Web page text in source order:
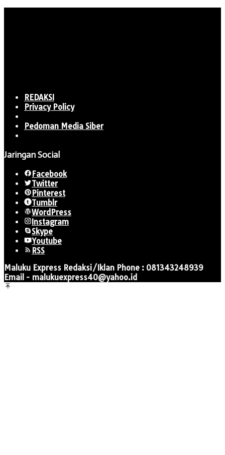
REDAKSI
Privacy Policy
Pedoman Media Siber
Jaringan Social
Facebook
Twitter
Pinterest
Tumblr
WordPress
Instagram
Skype
Youtube
RSS
Maluku Express Redaksi/Iklan Phone : 081343248939
Email - malukuexpress40@yahoo.id